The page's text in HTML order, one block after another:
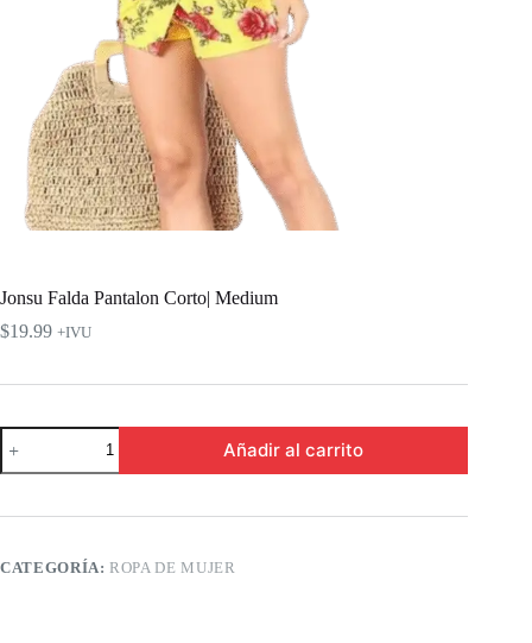
Jonsu Falda Pantalon Corto| Medium
$19.99 +IVU
Jonsu
Falda
Pantalon
Medium
Añadir al carrito
CATEGORÍA:ROPA DE MUJER